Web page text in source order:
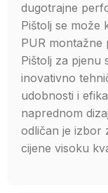
dugotrajne
Pištolj se može
PUR montažne
Pištolj za pjenu
inovativno
udobnosti i
naprednom
odličan je izbor
cijene visoku